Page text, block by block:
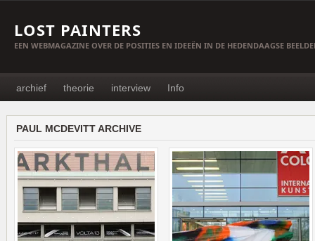
LOST PAINTERS
EEN WEBMAGAZINE OVER DE POSITIES EN IDEEËN IN DE HEDENDAAGSE
archief theorie interview Info
PAUL MCDEVITT ARCHIVE